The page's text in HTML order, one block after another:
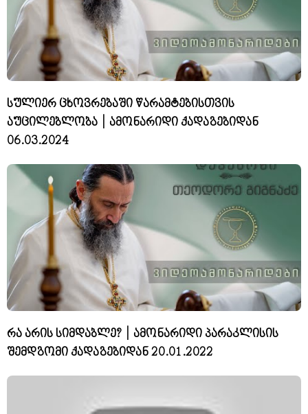
სულიერ ცხოვრებაში წარამტებისთვის
აუცილებლობა | ამონარიდი ქადაგებიდან
06.03.2024
რა არის სიმდაბლე? | ამონარიდი პარაკლისის
შემდგომი ქადაგებიდან 20.01.2022